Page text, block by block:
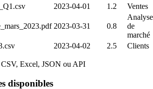
2023-04-01 1.2 Ventes
2023-03-31 0.8
Analyse
de
marché
2023-04-02 2.5 Clients
CSV, Excel, JSON ou API
disponibles